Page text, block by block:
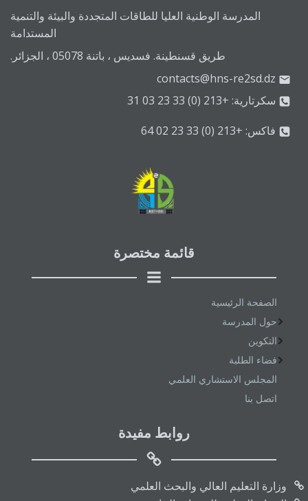
المدرسة الوطنية العليا للطاقات المتجددة والبيئة والتنمية
المستدامة
طريق قسنطينة. فسديس ، باتنة 05078 ، الجزائر.
contacts@hns-re2sd.dz
سكرتارية: +213 (0) 33 23 03 31
فاكس: +213 (0) 33 23 02 64
قائمة مختصرة
الصفحة الرئيسية
حول المدرسة
التكوين
فضاء الطلبة
المجلس الاستشاري العلمي
اتصل بنا
روابط مفيدة
وزارة التعليم العالي والبحث العلمي